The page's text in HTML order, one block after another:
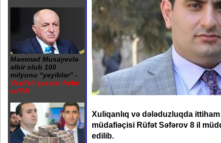
Məmməd Musayevlə
əlbir olub 100
milyonu “yeyiblər” -
Vəzifəli şəxslər həbs
edildi
Xuliqanlıq və dələduzluqda
müdafiəçisi Rüfət Səfərov 8 il
edilib.